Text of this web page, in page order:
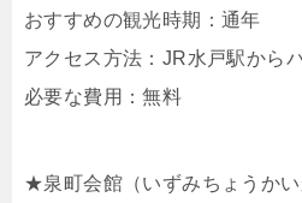
おすすめの観光時期：通年
アクセス方法：JR水戸駅から
必要な費用：無料
★泉町会館（いずみちょうかい